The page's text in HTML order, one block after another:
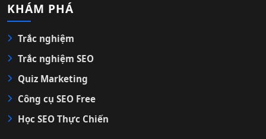
KHÁM PHÁ
Trắc nghiệm
Trắc nghiệm SEO
Quiz Marketing
Công cụ SEO Free
Học SEO Thực Chiến